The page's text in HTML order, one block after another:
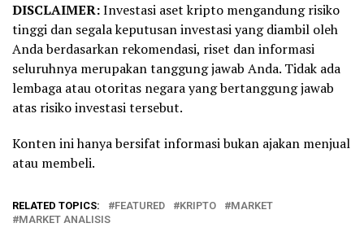
DISCLAIMER:Investasi aset kripto mengandung risiko
tinggi dan segala keputusan investasi yang diambil oleh
Anda berdasarkan rekomendasi, riset dan informasi
seluruhnya merupakan tanggung jawab Anda. Tidak ada
lembaga atau otoritas negara yang bertanggung jawab
atas risiko investasi tersebut.
Konten ini hanya bersifat informasi bukan ajakan menjual
atau membeli.
RELATED TOPICS: FEATURED KRIPTO
MARKET
MARKET ANALISIS